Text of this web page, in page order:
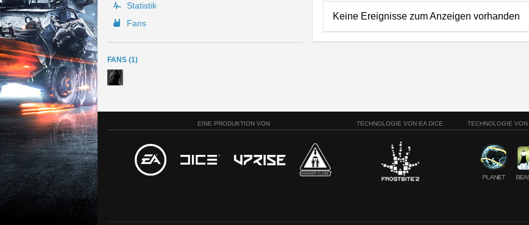
Statistik
Fans
FANS (1)
Keine Ereignisse zum Anzeigen vorhanden
EINE PRODUKTION VON TECHNOLOGIE VON EA DICE TECHNOLOGIE VON